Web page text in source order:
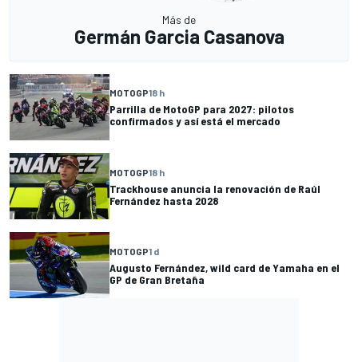
Más de
Germán Garcia Casanova
MOTOGP18 h
Parrilla de MotoGP para 2027: pilotos
confirmados y así está el mercado
MOTOGP18 h
Trackhouse anuncia la renovación de Raúl
Fernández hasta 2028
MOTOGP1 d
Augusto Fernández, wild card de Yamaha en el
GP de Gran Bretaña